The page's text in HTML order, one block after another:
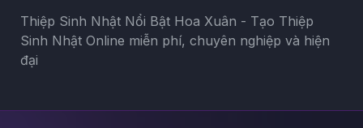
Thiệp Sinh Nhật Nổi Bật Hoa Xuân - Tạo Thiệp
Sinh Nhật Online miễn phí, chuyên nghiệp và hiện
đại